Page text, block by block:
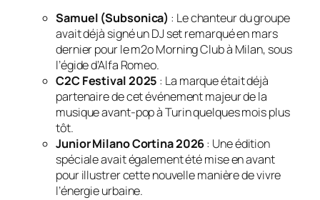
Samuel (Subsonica) : Le chanteur du groupe
avait déjà signé un DJ set remarqué en mars
dernier pour lem2o Morning Clubà Milan, sous
l’égide d’Alfa Romeo.
C2C Festival 2025 : La marque était déjà
partenaire de cet événement majeur de la
musique avant-pop à Turin quelques mois plus
tôt.
Junior Milano Cortina 2026: Une édition
spéciale avait également été mise en avant
pour illustrer cette nouvelle manière de vivre
l’énergie urbaine.